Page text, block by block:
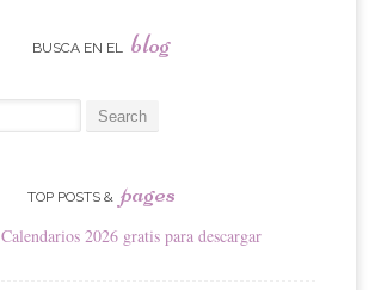
BUSCA EN EL blog
TOP POSTS & pages
Calendarios 2026 gratis para descargar